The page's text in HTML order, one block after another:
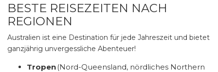
BESTE REISEZEITEN NACH
REGIONEN
Australien ist eine Destination für jede Jahreszeit und bietet
ganzjährig unvergessliche Abenteuer!
Tropen (Nord-Queensland, nördliches Northern